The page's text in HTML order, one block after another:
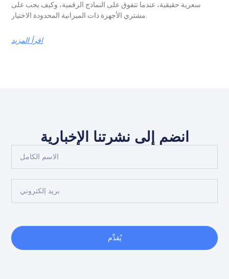
سعرية حقيقية، عندما تتفوق على النماذج الرقمية، وكيف يجب على
اقرأ المزيد
انضم إلى نشرتنا الإخبارية
يُقدِّم